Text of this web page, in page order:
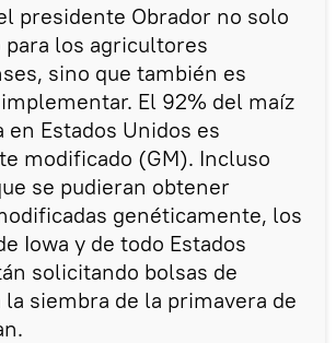
presidente Obrador no solo
para los agricultores
sino que también es
El 92% del maíz
en Estados Unidos es
modificado (GM). Incluso
se pudieran obtener
genéticamente, los
Iowa y de todo Estados
solicitando bolsas de
siembra de la primavera de